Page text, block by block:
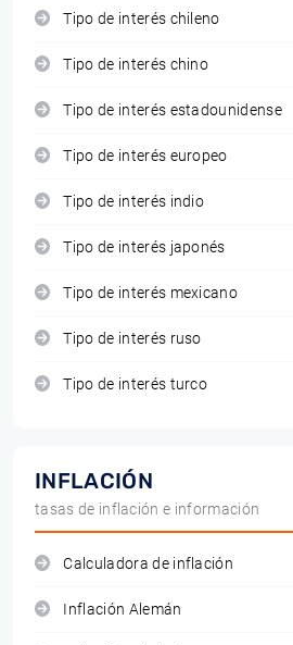
Tipo de interés chileno
Tipo de interés chino
Tipo de interés estadounidense
Tipo de interés europeo
Tipo de interés indio
Tipo de interés japonés
Tipo de interés mexicano
Tipo de interés ruso
Tipo de interés turco
INFLACIÓN
tasas de inflación e información
Calculadora de inflación
Inflación Alemán